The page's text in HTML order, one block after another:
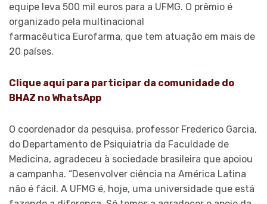
equipe leva 500 mil euros para a UFMG. O prêmio é
organizado pela multinacional
farmacêutica Eurofarma, que tem atuação em mais de
20 países.
Clique aqui para participar da comunidade do
BHAZ no WhatsApp
O coordenador da pesquisa, professor Frederico Garcia,
do Departamento de Psiquiatria da Faculdade de
Medicina, agradeceu à sociedade brasileira que apoiou
a campanha. “Desenvolver ciência na América Latina
não é fácil. A UFMG é, hoje, uma universidade que está